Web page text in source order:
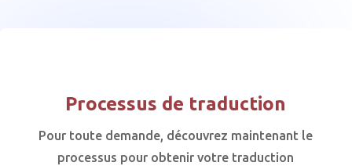
Processus de traduction
Pour toute demande, découvrez maintenant le
processus pour obtenir votre traduction